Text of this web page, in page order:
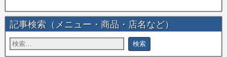
記事検索（メニュー・商品・店名など）